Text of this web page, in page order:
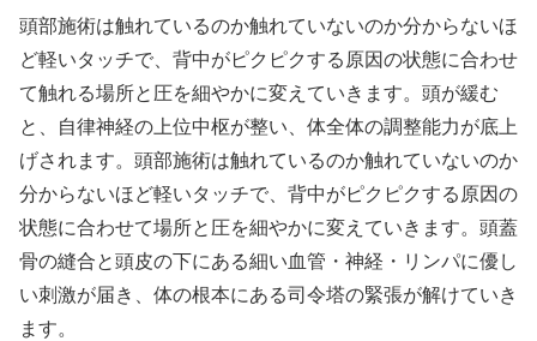
頭部施術は触れているのか触れていないのか分からないほ
ど軽いタッチで、背中がピクピクする原因の状態に合わせ
て触れる場所と圧を細やかに変えていきます。頭が緩む
と、自律神経の上位中枢が整い、体全体の調整能力が底上
げされます。頭部施術は触れているのか触れていないのか
分からないほど軽いタッチで、背中がピクピクする原因の
状態に合わせて場所と圧を細やかに変えていきます。頭蓋
骨の縫合と頭皮の下にある細い血管・神経・リンパに優し
い刺激が届き、体の根本にある司令塔の緊張が解けていき
ます。